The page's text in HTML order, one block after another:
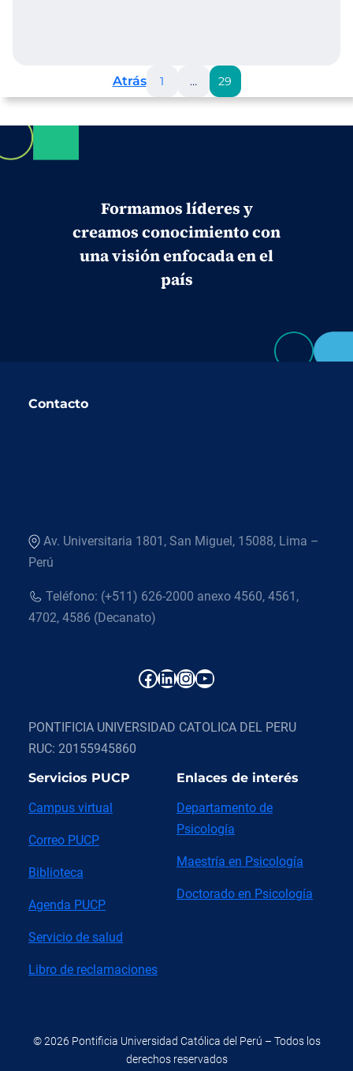
Atrás 1 … 29
Formamos líderes y
creamos conocimiento con
una visión enfocada en el
país
Contacto
Av. Universitaria 1801, San Miguel, 15088, Lima –
Perú
Teléfono: (+511) 626-2000 anexo 4560, 4561,
4702, 4586 (Decanato)
Facebook LinkedIn InstagramYouTube
PONTIFICIA UNIVERSIDAD CATOLICA DEL PERU
RUC: 20155945860
Servicios PUCP
Campus virtual
Correo PUCP
Biblioteca
Agenda PUCP
Servicio de salud
Libro de reclamaciones
Enlaces de interés
Departamento de
Psicología
Maestría en Psicología
Doctorado en Psicología
© 2026 Pontificia Universidad Católica del Perú – Todos los
derechos reservados